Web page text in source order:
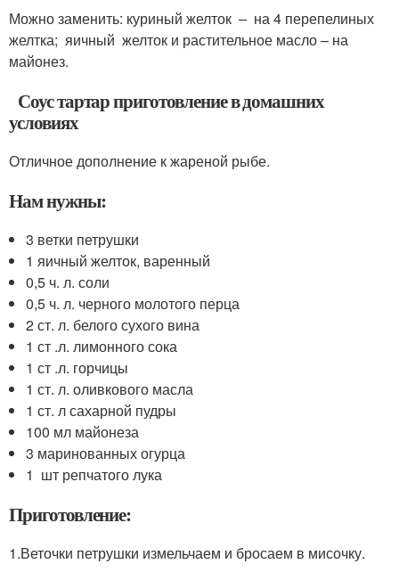
Можно заменить: куриный желток – на 4 перепелиных
желтка; яичный желток и растительное масло – на
майонез.
Соус тартар приготовление в домашних
условиях
Отличное дополнение к жареной рыбе.
Нам нужны:
3 ветки петрушки
1 яичный желток, варенный
0,5 ч. л. соли
0,5 ч. л. черного молотого перца
2 ст. л. белого сухого вина
1 ст .л. лимонного сока
1 ст .л. горчицы
1 ст. л. оливкового масла
1 ст. л сахарной пудры
100 мл майонеза
3 маринованных огурца
1 шт репчатого лука
Приготовление:
1.Веточки петрушки измельчаем и бросаем в мисочку.